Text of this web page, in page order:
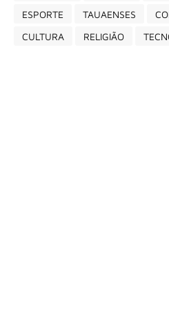
ESPORTE
TAUAENSES
CULTURA
RELIGIÃO